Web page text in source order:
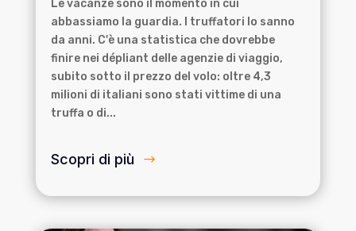
Le vacanze sono il momento in cui
abbassiamo la guardia. I truffatori lo sanno
da anni. C'è una statistica che dovrebbe
finire nei dépliant delle agenzie di viaggio,
subito sotto il prezzo del volo: oltre 4,3
milioni di italiani sono stati vittime di una
truffa o di...
Scopri di più